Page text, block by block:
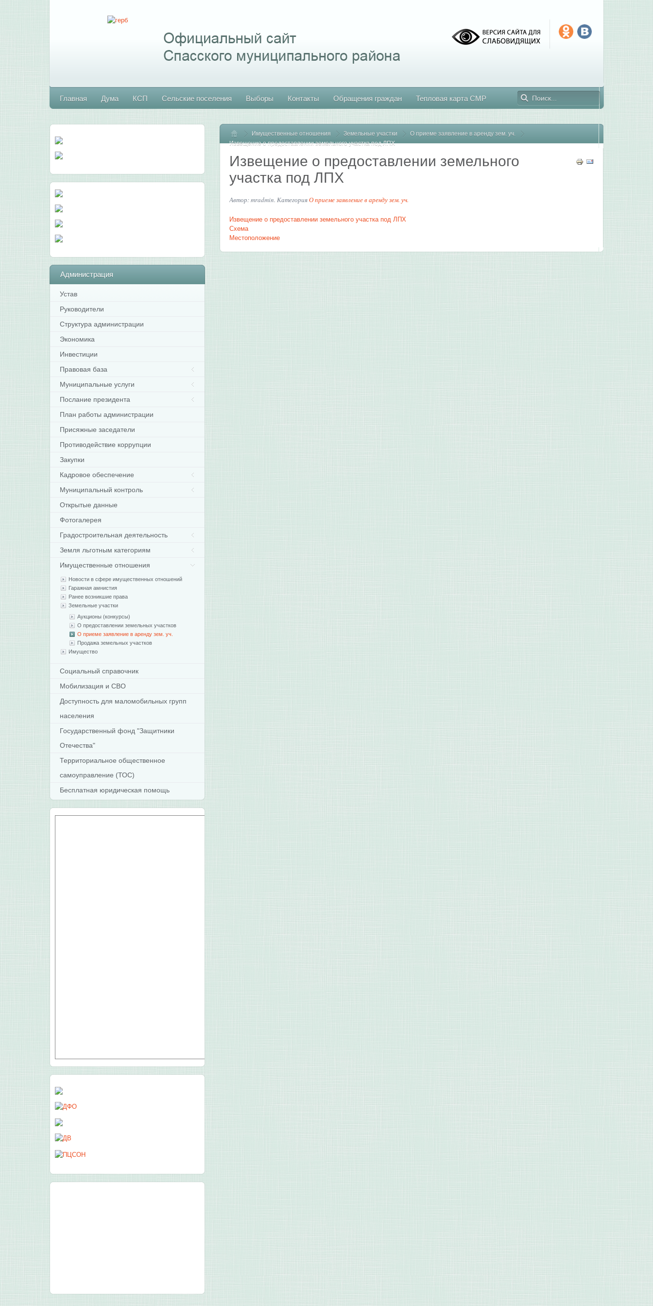
Главная Дума КСП Сельские поселения Выборы Контакты Обращения граждан Тепловая карта СМР
Главная
Имущественные отношения Земельные участки
О приеме заявление в аренду зем. уч.
Извещение о предоставлении земельного участка под ЛПХ
Извещение о предоставлении земельного
участка под ЛПХ
Автор: mradmin. КатегорияО приеме заявление в аренду зем. уч.
Извещение о предоставлении земельного участка под ЛПХ
Схема
Местоположение
Администрация
Устав
Руководители
Структура администрации
Экономика
Инвестиции
Правовая база
Муниципальные услуги
Послание президента
План работы администрации
Присяжные заседатели
Противодействие коррупции
Закупки
Кадровое обеспечение
Муниципальный контроль
Открытые данные
Фотогалерея
Градостроительная деятельность
Земля льготным категориям
Имущественные отношения
Новости в сфере имущественных отношений
Гаражная амнистия
Ранее возникшие права
Земельные участки
Аукционы (конкурсы)
О предоставлении земельных участков
О приеме заявление в аренду зем. уч.
Продажа земельных участков
Имущество
Социальный справочник
Мобилизация и СВО
Доступность для маломобильных групп
населения
Государственный фонд "Защитники
Отечества"
Территориальное общественное
самоуправление (ТОС)
Бесплатная юридическая помощь